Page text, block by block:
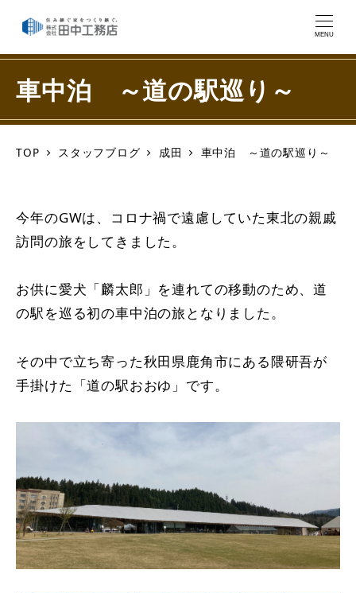
MENU
車中泊 ～道の駅巡り～
TOP スタッフブログ 成田 車中泊 ～道の駅巡り～
今年のGWは、コロナ禍で遠慮していた東北の親戚
訪問の旅をしてきました。
お供に愛犬「麟太郎」を連れての移動のため、道
の駅を巡る初の車中泊の旅となりました。
その中で立ち寄った秋田県鹿角市にある隈研吾が
手掛けた「道の駅おおゆ」です。